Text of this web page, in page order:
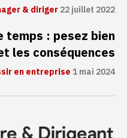
& diriger22 juillet 2022
temps : pesez bien
les conséquences
en entreprise1 mai 2024